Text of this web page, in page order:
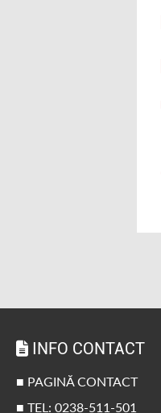
INFO CONTACT
■ PAGINĂ CONTACT
■ TEL: 0238-511-501